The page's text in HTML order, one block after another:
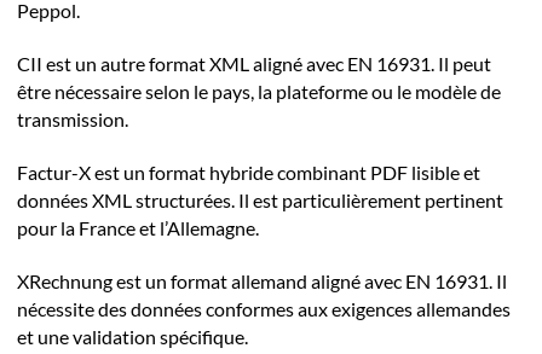
Peppol.
CII est un autre format XML aligné avec EN 16931. Il peut
être nécessaire selon le pays, la plateforme ou le modèle de
transmission.
Factur-X est un format hybride combinant PDF lisible et
données XML structurées. Il est particulièrement pertinent
pour la France et l’Allemagne.
XRechnung est un format allemand aligné avec EN 16931. Il
nécessite des données conformes aux exigences allemandes
et une validation spécifique.